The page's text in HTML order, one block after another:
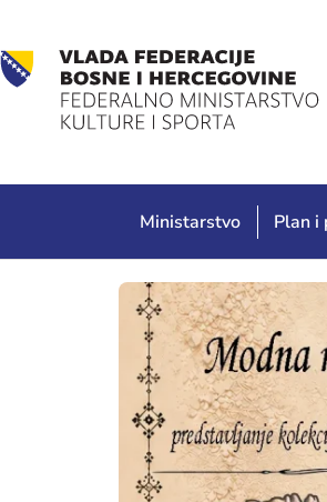
Ministarstvo Plan i